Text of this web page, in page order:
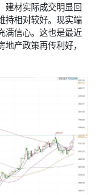
建材实际成交明显回
持相对较好。现实端
满信心。这也是最近
产政策再传利好，